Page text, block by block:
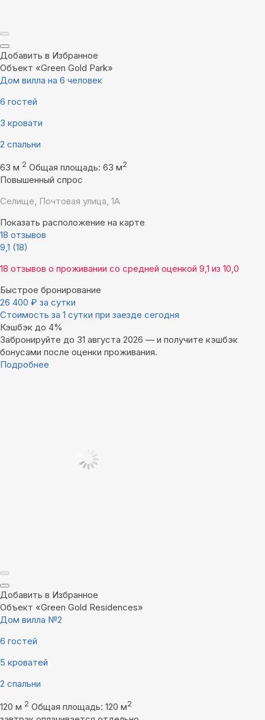
Добавить в Избранное
Объект «Green Gold Park»
Дом вилла на 6 человек
6 гостей
3 кровати
2 спальни
63 м 2 Общая площадь: 63 м2
Повышенный спрос
Селище, Почтовая улица, 1А
Показать расположение на карте
18 отзывов
9,1 (18)
18 отзывов о проживании со средней оценкой 9,1 из 10,0
Быстрое бронирование
26 400 ₽ за сутки
Стоимость за 1 сутки при заезде сегодня
Кэшбэк до 4%
Забронируйте до 31 августа 2026 — и получите кэшбэк
бонусами после оценки проживания.
Подробнее
Добавить в Избранное
Объект «Green Gold Residences»
Дом вилла №2
6 гостей
5 кроватей
2 спальни
120 м 2 Общая площадь: 120 м2